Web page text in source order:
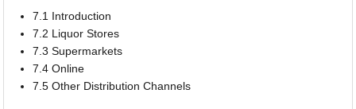
7.1 Introduction
7.2 Liquor Stores
7.3 Supermarkets
7.4 Online
7.5 Other Distribution Channels